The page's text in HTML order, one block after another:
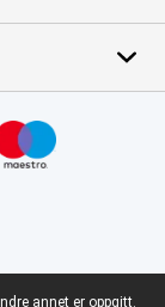
annet er oppgitt.